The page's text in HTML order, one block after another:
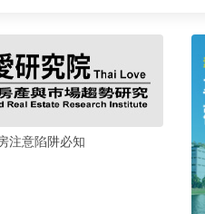
注意陷阱必知